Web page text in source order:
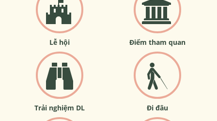
Lễ hội Điểm tham quan
Trải nghiệm DL Đi đâu